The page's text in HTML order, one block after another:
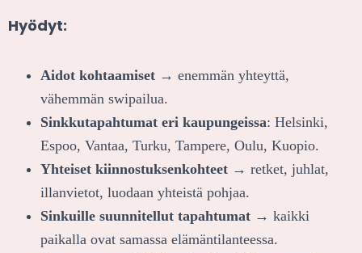
Hyödyt:
Aidot kohtaamiset → enemmän yhteyttä,
vähemmän swipailua.
Sinkkutapahtumat eri kaupungeissa: Helsinki,
Espoo, Vantaa, Turku, Tampere, Oulu, Kuopio.
Yhteiset kiinnostuksenkohteet → retket, juhlat,
illanvietot, luodaan yhteistä pohjaa.
Sinkuille suunnitellut tapahtumat → kaikki
paikalla ovat samassa elämäntilanteessa.